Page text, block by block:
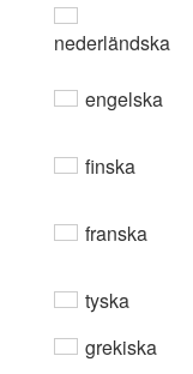
nederländska
engelska
finska
franska
tyska
grekiska